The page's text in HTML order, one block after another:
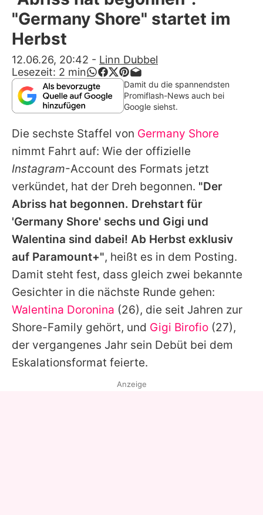
Alle Themen auf Promiflash
App runterladen
Team
Redaktionelle Richtlinien
Impressum
Datenschutzerklärung
Nutzungsbedingungen
Utiq verwalten
"Germany Shore" startet im
Herbst
12.06.26, 20:42 - Linn Dubbel
Lesezeit: 2 min
Damit du die spannendsten
Promiflash-News auch bei
Google siehst.
Die sechste Staffel von Germany Shore
nimmt Fahrt auf: Wie der offizielle
Instagram-Account des Formats jetzt
verkündet, hat der Dreh begonnen. "Der
Abriss hat begonnen. Drehstart für
'Germany Shore' sechs und Gigi und
Walentina sind dabei! Ab Herbst exklusiv
auf Paramount+", heißt es in dem Posting.
Damit steht fest, dass gleich zwei bekannte
Gesichter in die nächste Runde gehen:
Walentina Doronina (26), die seit Jahren zur
Shore-Family gehört, und Gigi Birofio (27),
der vergangenes Jahr sein Debüt bei dem
Eskalationsformat feierte.
Anzeige